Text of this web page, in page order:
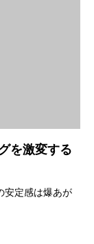
を激変する
安定感は爆あが